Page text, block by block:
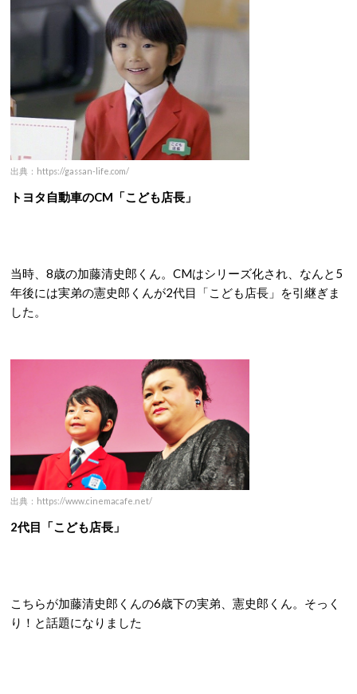
出典：https://gassan-life.com/
トヨタ自動車のCM「こども店長」
当時、8歳の加藤清史郎くん。CMはシリーズ化され、なんと5
年後には実弟の憲史郎くんが2代目「こども店長」を引継ぎま
した。
出典：https://www.cinemacafe.net/
2代目「こども店長」
こちらが加藤清史郎くんの6歳下の実弟、憲史郎くん。そっく
り！と話題になりました